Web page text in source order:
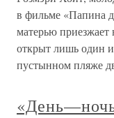
в фильме «Папина
матерью приезжает
открыт лишь один
пустынном пляже